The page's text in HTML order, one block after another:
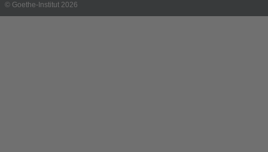
© Goethe-Institut 2026